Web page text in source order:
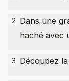
2 Dans une
haché avec
3 Découpez